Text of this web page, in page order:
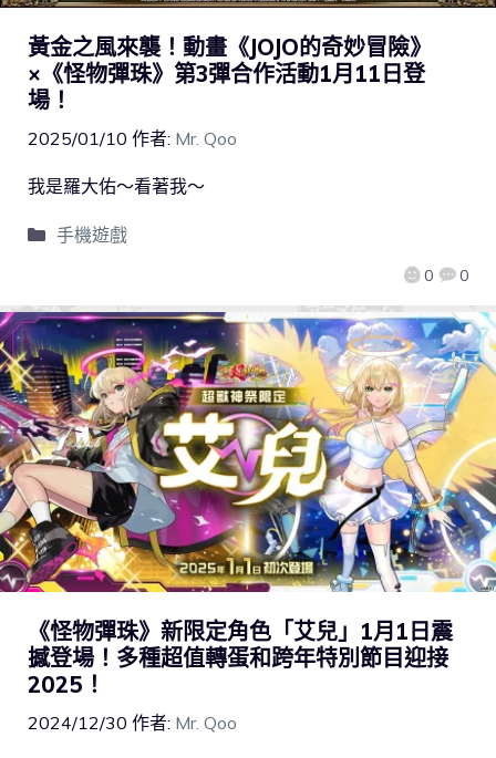
黃金之風來襲！動畫《JOJO的奇妙冒險》
×《怪物彈珠》第3彈合作活動1月11日登
場！
2025/01/10 作者: Mr. Qoo
0 0
我是羅大佑～看著我～
手機遊戲
《怪物彈珠》新限定角色「艾兒」1月1日震
撼登場！多種超值轉蛋和跨年特別節目迎接
2025！
2024/12/30 作者: Mr. Qoo